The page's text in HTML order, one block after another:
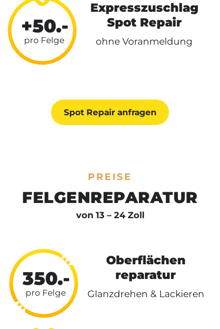
+50.-
Expresszuschlag
Spot Repair
ohne Voranmeldung
Spot Repair anfragen
PREISE
FELGENREPARATUR
von 13 – 24 Zoll
350.-
Oberflächen
reparatur
Glanzdrehen & Lackieren